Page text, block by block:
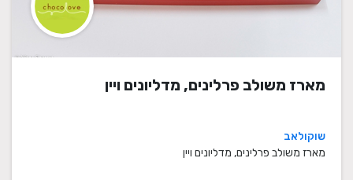
מארז משולב פרלינים, מדליונים ויין
שוקולאב
מארז משולב פרלינים, מדליונים ויין